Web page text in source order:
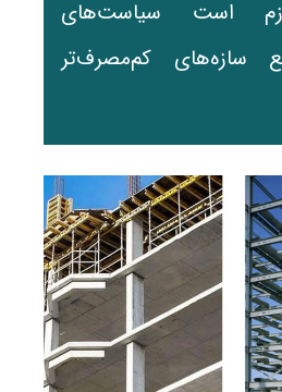
است سیاست‌های
سازه‌های کم‌مصرف‌تر